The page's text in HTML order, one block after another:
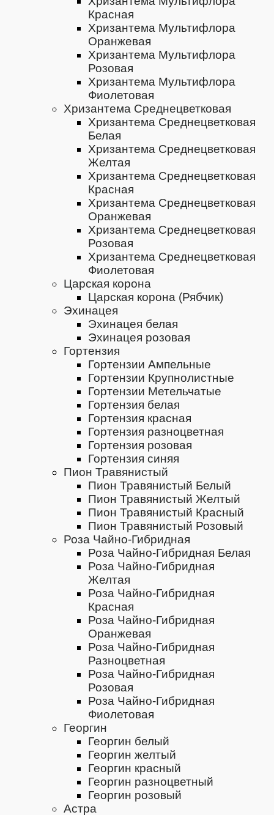
Красная
Хризантема Мультифлора
Оранжевая
Хризантема Мультифлора
Розовая
Хризантема Мультифлора
Фиолетовая
Хризантема Среднецветковая
Хризантема Среднецветковая
Белая
Хризантема Среднецветковая
Желтая
Хризантема Среднецветковая
Красная
Хризантема Среднецветковая
Оранжевая
Хризантема Среднецветковая
Розовая
Хризантема Среднецветковая
Фиолетовая
Царская корона
Царская корона (Рябчик)
Эхинацея
Эхинацея белая
Эхинацея розовая
Гортензия
Гортензии Ампельные
Гортензии Крупнолистные
Гортензии Метельчатые
Гортензия белая
Гортензия красная
Гортензия разноцветная
Гортензия розовая
Гортензия синяя
Пион Травянистый
Пион Травянистый Белый
Пион Травянистый Желтый
Пион Травянистый Красный
Пион Травянистый Розовый
Роза Чайно-Гибридная
Роза Чайно-Гибридная Белая
Роза Чайно-Гибридная
Желтая
Роза Чайно-Гибридная
Красная
Роза Чайно-Гибридная
Оранжевая
Роза Чайно-Гибридная
Разноцветная
Роза Чайно-Гибридная
Розовая
Роза Чайно-Гибридная
Фиолетовая
Георгин
Георгин белый
Георгин желтый
Георгин красный
Георгин разноцветный
Георгин розовый
Астра